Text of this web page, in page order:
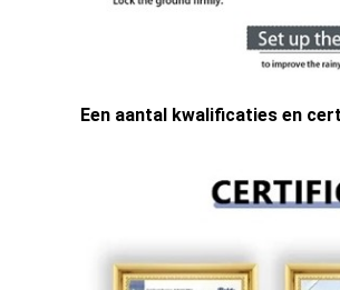
Een aantal kwalificaties en